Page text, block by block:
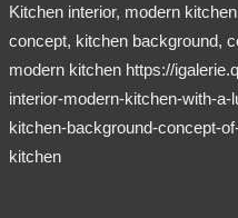
Kitchen interior, modern
concept, kitchen background,
modern kitchen https://
interior-modern-kitchen-with-
kitchen-background-concept-
kitchen